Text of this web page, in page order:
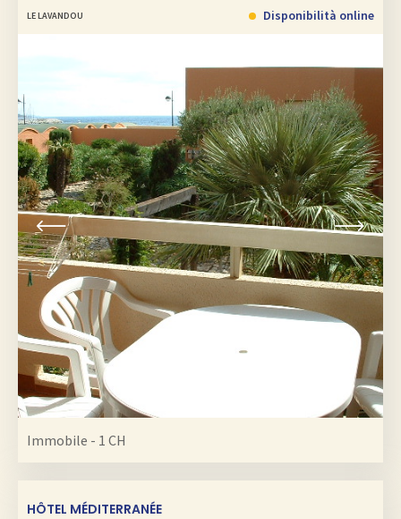
LE LAVANDOU Disponibilità online
Immobile - 1 CH
HÔTEL MÉDITERRANÉE